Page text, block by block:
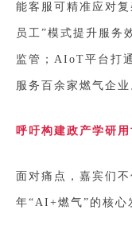
能客服可精准应对
员工”模式提升服务
监管；AIoT平台打
服务百余家燃气企业
呼吁构建政产学研
面对痛点，嘉宾们
年“AI+燃气”的核心